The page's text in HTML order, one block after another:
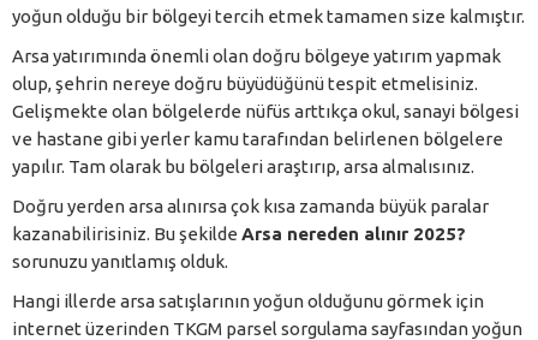
yoğun olduğu bir bölgeyi tercih etmek tamamen size kalmıştır.
Arsa yatırımında önemli olan doğru bölgeye yatırım yapmak
olup, şehrin nereye doğru büyüdüğünü tespit etmelisiniz.
Gelişmekte olan bölgelerde nüfüs arttıkça okul, sanayi bölgesi
ve hastane gibi yerler kamu tarafından belirlenen bölgelere
yapılır. Tam olarak bu bölgeleri araştırıp, arsa almalısınız.
Doğru yerden arsa alınırsa çok kısa zamanda büyük paralar
kazanabilirisiniz. Bu şekilde Arsa nereden alınır 2025?
sorunuzu yanıtlamış olduk.
Hangi illerde arsa satışlarının yoğun olduğunu görmek için
internet üzerinden TKGM parsel sorgulama sayfasından yoğun